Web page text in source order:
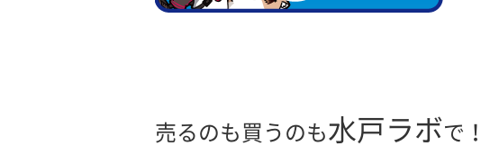
売るのも買うのも水戸ラボで！